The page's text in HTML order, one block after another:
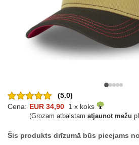
(5.0)
Cena: EUR 34,90 1 x koks
(Grozam atbalstam atjaunot mežu
Šis produkts drīzumā būs pieejams